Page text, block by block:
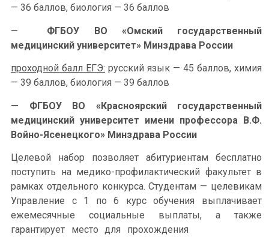
— 36 баллов, биология — 36 баллов
— ФГБОУ ВО «Омский государственный
медицинский университет» Минздрава России
проходной балл ЕГЭ: русский язык — 45 баллов, химия
— 39 баллов, биология — 39 баллов
— ФГБОУ ВО «Красноярский государственный
медицинский университет имени профессора В.Ф.
Войно-Ясенецкого» Минздрава России
Целевой набор позволяет абитуриентам бесплатно
поступить на медико-профилактический факультет в
рамках отдельного конкурса. Студентам — целевикам
Управление с 1 по 6 курс обучения выплачивает
ежемесячные социальные выплаты, а также
гарантирует место для прохождения